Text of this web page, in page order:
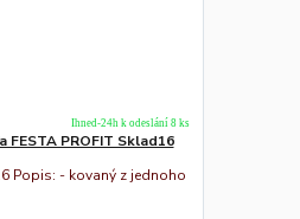
FESTA PROFIT Sklad16
Popis: - kovaný z jednoho
Ihned-24h k odeslání 8 ks